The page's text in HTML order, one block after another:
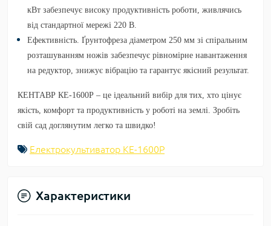
кВт забезпечує високу продуктивність роботи, живлячись
від стандартної мережі 220 В.
Ефективність. Ґрунтофреза діаметром 250 мм зі спіральним
розташуванням ножів забезпечує рівномірне навантаження
на редуктор, знижує вібрацію та гарантує якісний результат.
КЕНТАВР КЕ-1600Р – це ідеальний вибір для тих, хто цінує
якість, комфорт та продуктивність у роботі на землі. Зробіть
свій сад доглянутим легко та швидко!
Електрокультиватор КЕ-1600Р
Характеристики